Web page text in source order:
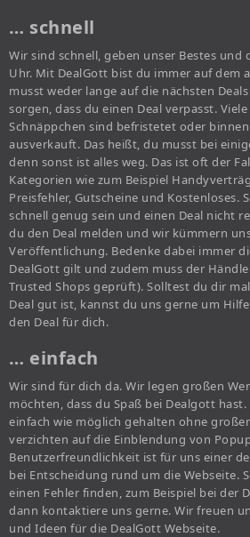
… schnell
Wir sind schnell, geben unser Bestes und
Uhr. Mit DealGott bist du immer auf dem
musst weder lange auf die nächsten
sorgen, dass du einen Deal verpasst.
Schnäppchen sind befristetet oder
ausverkauft. Das heißt, du musst bei
denn sonst ist alles weg. Das ist oft der
Kategorien wie zum Beispiel
Preisfehler, Gutscheine und Kostenloses.
schnell genug sein und einen Deal nicht
du den Deal melden und wir kümmern
Veröffentlichung. Bedenke dabei immer
DealGott gilt und zudem muss der
Trusted Shops geprüft). Solltest du dir
Deal gut ist, kannst du uns gerne um
den Deal für dich.
… einfach
Wir sind für dich da. Wir legen großen
möchten, dass du Spaß bei Dealgott hast.
einfach wie möglich gehalten ohne
verzichten auf die Einblendung von
Benutzerfreundlichkeit ist für uns einer
bei Entscheidung rund um die Webseite.
einen Fehler finden, zum Beispiel bei der
dann kontaktiere uns gerne. Wir freuen
und Ideen für die DealGott Webseite.